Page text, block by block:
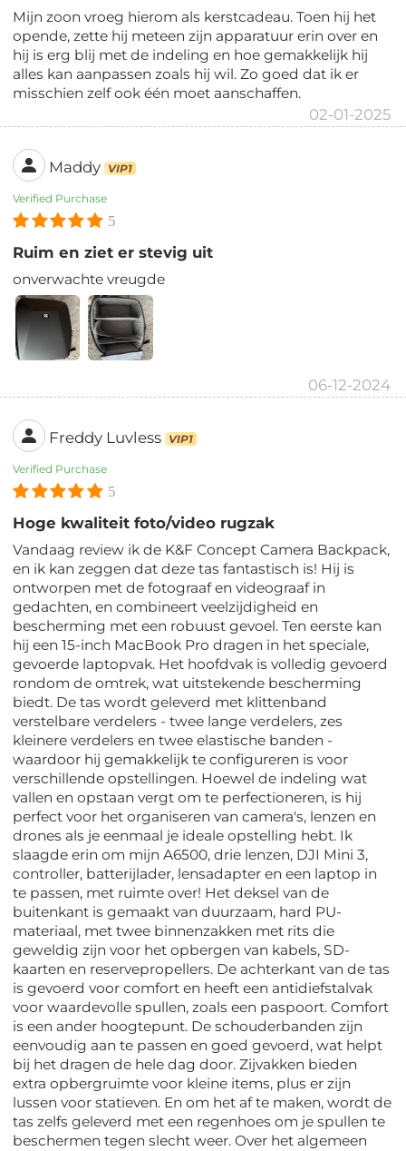
Mijn zoon vroeg hierom als kerstcadeau. Toen hij het
opende, zette hij meteen zijn apparatuur erin over en
hij is erg blij met de indeling en hoe gemakkelijk hij
alles kan aanpassen zoals hij wil. Zo goed dat ik er
misschien zelf ook één moet aanschaffen.
02-01-2025
Maddy VIP1
Verified Purchase
5
Ruim en ziet er stevig uit
onverwachte vreugde
06-12-2024
Freddy Luvless VIP1
Verified Purchase
5
Hoge kwaliteit foto/video rugzak
Vandaag review ik de K&F Concept Camera Backpack,
en ik kan zeggen dat deze tas fantastisch is! Hij is
ontworpen met de fotograaf en videograaf in
gedachten, en combineert veelzijdigheid en
bescherming met een robuust gevoel. Ten eerste kan
hij een 15-inch MacBook Pro dragen in het speciale,
gevoerde laptopvak. Het hoofdvak is volledig gevoerd
rondom de omtrek, wat uitstekende bescherming
biedt. De tas wordt geleverd met klittenband
verstelbare verdelers - twee lange verdelers, zes
kleinere verdelers en twee elastische banden -
waardoor hij gemakkelijk te configureren is voor
verschillende opstellingen. Hoewel de indeling wat
vallen en opstaan ​​vergt om te perfectioneren, is hij
perfect voor het organiseren van camera's, lenzen en
drones als je eenmaal je ideale opstelling hebt. Ik
slaagde erin om mijn A6500, drie lenzen, DJI Mini 3,
controller, batterijlader, lensadapter en een laptop in
te passen, met ruimte over! Het deksel van de
buitenkant is gemaakt van duurzaam, hard PU-
materiaal, met twee binnenzakken met rits die
geweldig zijn voor het opbergen van kabels, SD-
kaarten en reservepropellers. De achterkant van de tas
is gevoerd voor comfort en heeft een antidiefstalvak
voor waardevolle spullen, zoals een paspoort. Comfort
is een ander hoogtepunt. De schouderbanden zijn
eenvoudig aan te passen en goed gevoerd, wat helpt
bij het dragen de hele dag door. Zijvakken bieden
extra opbergruimte voor kleine items, plus er zijn
lussen voor statieven. En om het af te maken, wordt de
tas zelfs geleverd met een regenhoes om je spullen te
beschermen tegen slecht weer. Over het algemeen